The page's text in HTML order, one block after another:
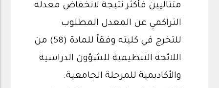
متتاليين فأكثر نتيجة لانخفاض معدله
التراكمي عن المعدل المطلوب
للتخرج في كليته وفقاً للمادة (58) من
اللائحة التنظيمية للشؤون الدراسية
والأكاديمية للمرحلة الجامعية.